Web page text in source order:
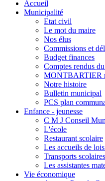
Accueil
Municipalité
Etat civil
Le mot du maire
Nos élus
Commissions et
Budget finances
Comptes rendus
MONTBARTIER
Notre histoire
Bulletin municipal
PCS plan
Enfance - jeunesse
C M J Conseil
L'école
Restaurant scolaire
Les accueils de
Transports scolaires
Les assistantes
Vie économique